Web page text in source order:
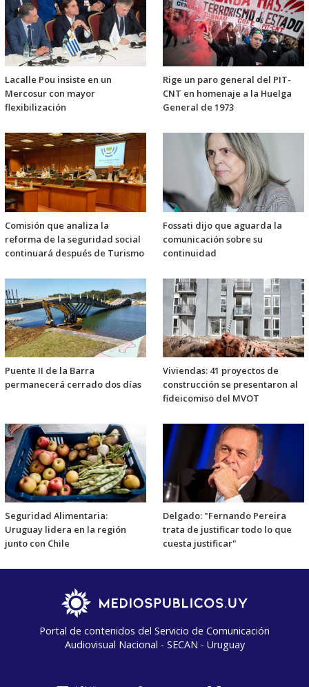
Lacalle Pou insiste en un
Mercosur con mayor
flexibilización
Rige un paro general del PIT-
CNT en homenaje a la Huelga
General de 1973
Comisión que analiza la
reforma de la seguridad social
continuará después de Turismo
Fossati dijo que aguarda la
comunicación sobre su
continuidad
Puente II de la Barra
permanecerá cerrado dos días
Viviendas: 41 proyectos de
construcción se presentaron al
fideicomiso del MVOT
Seguridad Alimentaria:
Uruguay lidera en la región
junto con Chile
Delgado: "Fernando Pereira
trata de justificar todo lo que
cuesta justificar"
Portal de contenidos del Servicio de Comunicación
Audiovisual Nacional - SECAN - Uruguay